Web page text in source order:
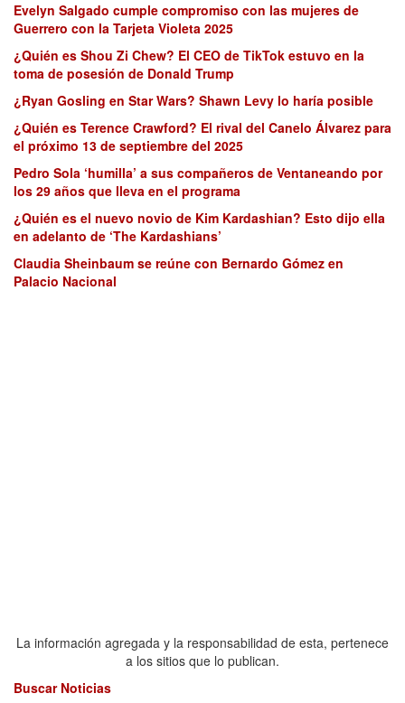
Evelyn Salgado cumple compromiso con las mujeres de
Guerrero con la Tarjeta Violeta 2025
¿Quién es Shou Zi Chew? El CEO de TikTok estuvo en la
toma de posesión de Donald Trump
¿Ryan Gosling en Star Wars? Shawn Levy lo haría posible
¿Quién es Terence Crawford? El rival del Canelo Álvarez para
el próximo 13 de septiembre del 2025
Pedro Sola ‘humilla’ a sus compañeros de Ventaneando por
los 29 años que lleva en el programa
¿Quién es el nuevo novio de Kim Kardashian? Esto dijo ella
en adelanto de ‘The Kardashians’
Claudia Sheinbaum se reúne con Bernardo Gómez en
Palacio Nacional
La información agregada y la responsabilidad de esta, pertenece
a los sitios que lo publican.
Buscar Noticias